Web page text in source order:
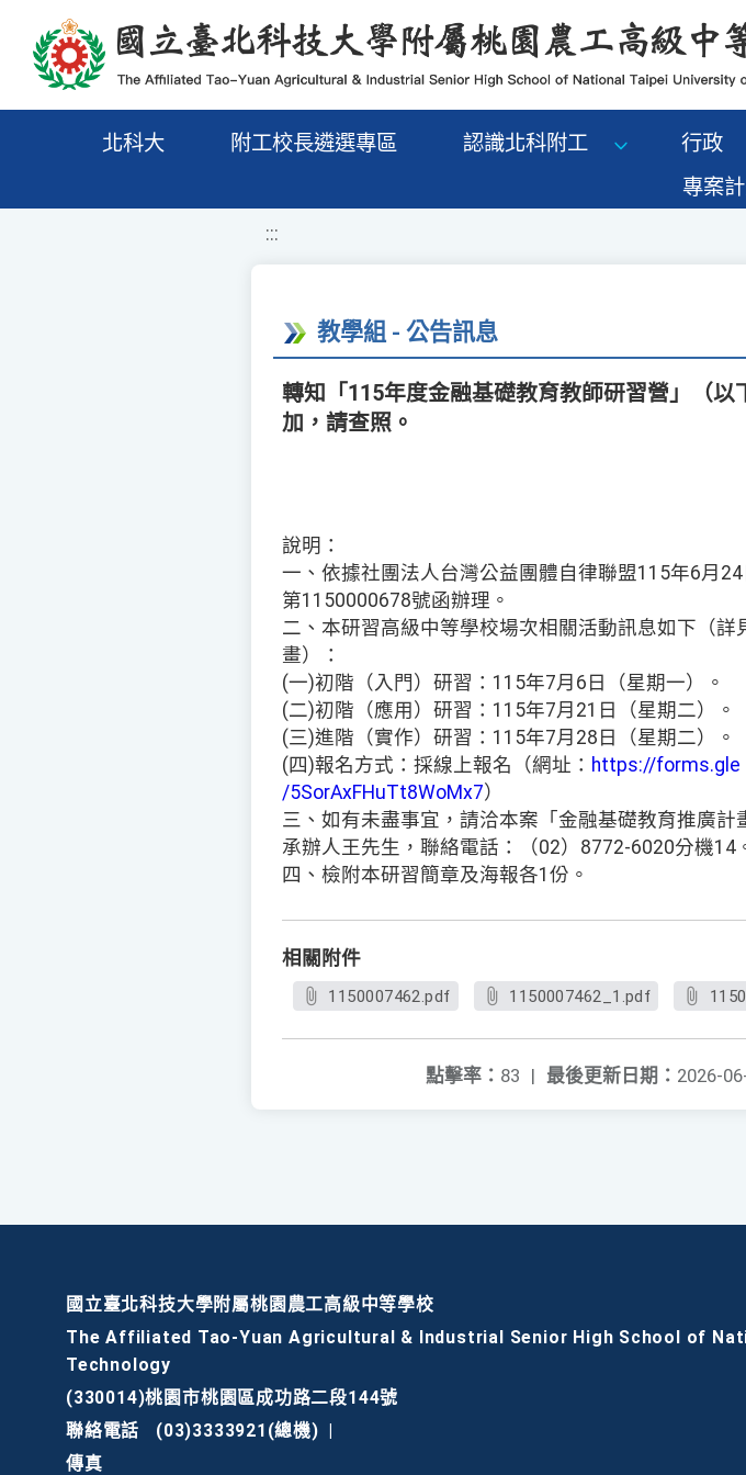
移至網頁之主要內容區位置
北科大 附工校長遴選專區 認識北科附工 行政
專案
:::
教學組 - 公告訊息
轉知「115年度金融基礎教育教師研習營」（
加，請查照。
說明：
一、依據社團法人台灣公益團體自律聯盟115年6月
第1150000678號函辦理。
二、本研習高級中等學校場次相關活動訊息如下（詳
畫）：
(一)初階（入門）研習：115年7月6日（星期一）。
(二)初階（應用）研習：115年7月21日（星期二）。
(三)進階（實作）研習：115年7月28日（星期二）。
(四)報名方式：採線上報名（網址： https://forms.gle
/5SorAxFHuTt8WoMx7）
三、如有未盡事宜，請洽本案「金融基礎教育推廣計
承辦人王先生，聯絡電話：（02）8772-6020分機14
四、檢附本研習簡章及海報各1份。
相關附件
1150007462.pdf 1150007462_1.pdf
最後更新日期： 2026-
點擊率： 83 |
國立臺北科技大學附屬桃園農工高級中等學校
The Affiliated Tao-Yuan Agricultural & Industrial Senior High School of
Technology
(330014)桃園市桃園區成功路二段144號
聯絡電話
(03)3333921(總機)
傳真